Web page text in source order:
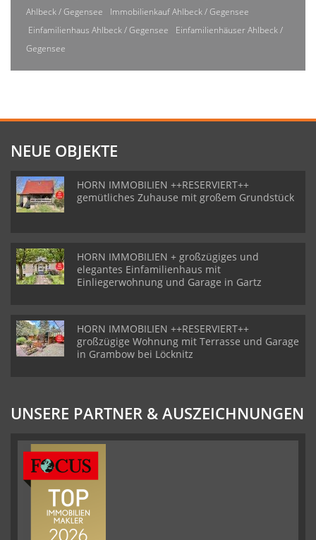
Ahlbeck / Gegensee
Immobilienkauf Ahlbeck / Gegensee
Einfamilienhaus Ahlbeck / Gegensee
Einfamilienhäuser Ahlbeck /
Gegensee
NEUE OBJEKTE
HORN IMMOBILIEN ++RESERVIERT++
gemütliches Zuhause mit großem Grundstück
HORN IMMOBILIEN + großzügiges und
elegantes Einfamilienhaus mit
Einliegerwohnung und Garage in Gartz
HORN IMMOBILIEN ++RESERVIERT++
großzügige Wohnung mit Terrasse und Garage
in Grambow bei Löcknitz
UNSERE PARTNER & AUSZEICHNUNGEN